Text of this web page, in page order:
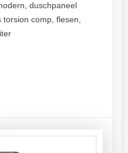
duschpaneel
comp, flesen,